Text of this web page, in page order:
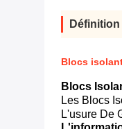
Définition
Blocs
Blocs
Les Blocs
L'usure De